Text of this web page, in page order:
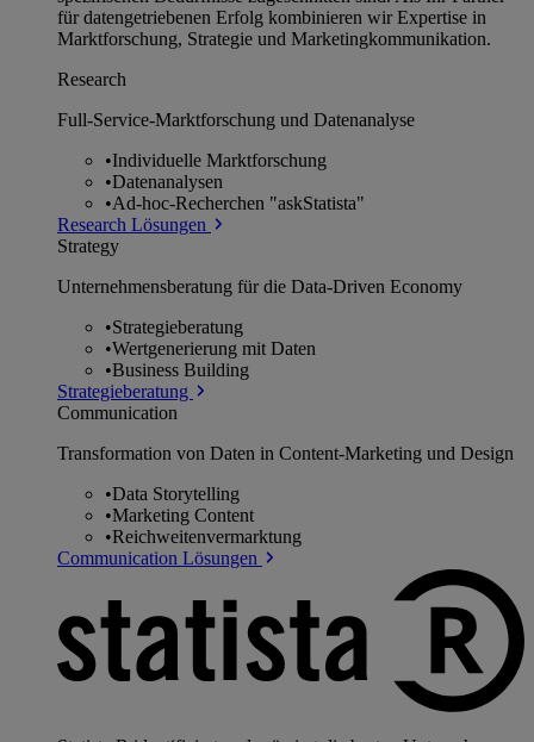
für datengetriebenen Erfolg kombinieren wir Expertise in
Marktforschung, Strategie und Marketingkommunikation.
Research
Full-Service-Marktforschung und Datenanalyse
•Individuelle Marktforschung
•Datenanalysen
•Ad-hoc-Recherchen "askStatista"
Research Lösungen
Strategy
Unternehmens­beratung für die Data-Driven Economy
•Strategieberatung
•Wertgenerierung mit Daten
•Business Building
Strategieberatung
Communication
Transformation von Daten in Content-Marketing und Design
•Data Storytelling
•Marketing Content
•Reichweitenvermarktung
Communication Lösungen